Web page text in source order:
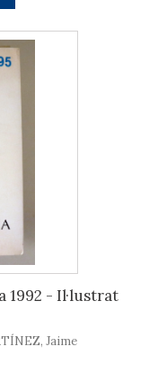
1992 - Il·lustrat
Jaime